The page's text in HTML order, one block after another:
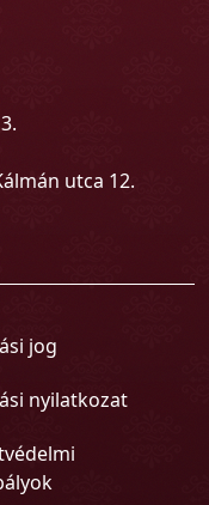
utca 12.
jog
nyilatkozat